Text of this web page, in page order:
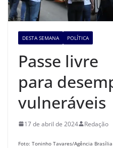
DESTA SEMANA POLÍTICA
Passe livre
para
vulneráveis
17 de abril de 2024 Redação
Foto: Toninho Tavares/Agência Brasília